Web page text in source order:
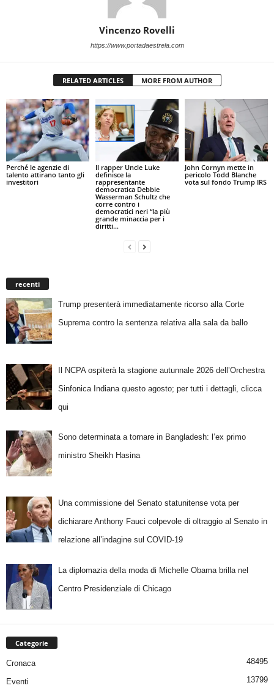
Vincenzo Rovelli
https://www.portadaestrela.com
RELATED ARTICLES MORE FROM AUTHOR
Perché le agenzie di
talento attirano tanto gli
investitori
Il rapper Uncle Luke
definisce la
rappresentante
democratica Debbie
Wasserman Schultz che
corre contro i
democratici neri “la più
grande minaccia per i
diritti...
John Cornyn mette in
pericolo Todd Blanche
vota sul fondo Trump IRS
recenti
Trump presenterà immediatamente ricorso alla Corte
Suprema contro la sentenza relativa alla sala da ballo
Il NCPA ospiterà la stagione autunnale 2026 dell’Orchestra
Sinfonica Indiana questo agosto; per tutti i dettagli, clicca
qui
Sono determinata a tornare in Bangladesh: l’ex primo
ministro Sheikh Hasina
Una commissione del Senato statunitense vota per
dichiarare Anthony Fauci colpevole di oltraggio al Senato in
relazione all’indagine sul COVID-19
La diplomazia della moda di Michelle Obama brilla nel
Centro Presidenziale di Chicago
Categorie
Cronaca 48495
Eventi 13799